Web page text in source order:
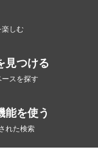
楽しむ
見つける
スを探す
能を使う
れた検索